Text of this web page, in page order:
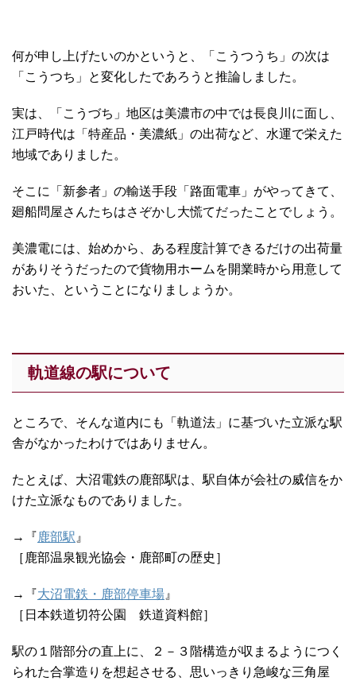
何が申し上げたいのかというと、「こうつうち」の次は
「こうつち」と変化したであろうと推論しました。
実は、「こうづち」地区は美濃市の中では長良川に面し、
江戸時代は「特産品・美濃紙」の出荷など、水運で栄えた
地域でありました。
そこに「新参者」の輸送手段「路面電車」がやってきて、
廻船問屋さんたちはさぞかし大慌てだったことでしょう。
美濃電には、始めから、ある程度計算できるだけの出荷量
がありそうだったので貨物用ホームを開業時から用意して
おいた、ということになりましょうか。
軌道線の駅について
ところで、そんな道内にも「軌道法」に基づいた立派な駅
舎がなかったわけではありません。
たとえば、大沼電鉄の鹿部駅は、駅自体が会社の威信をか
けた立派なものでありました。
→『鹿部駅 』
［鹿部温泉観光協会・鹿部町の歴史］
→『大沼電鉄・鹿部停車場 』
［日本鉄道切符公園 鉄道資料館］
駅の１階部分の直上に、２－３階構造が収まるようにつく
られた合掌造りを想起させる、思いっきり急峻な三角屋